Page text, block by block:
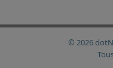
© 2026